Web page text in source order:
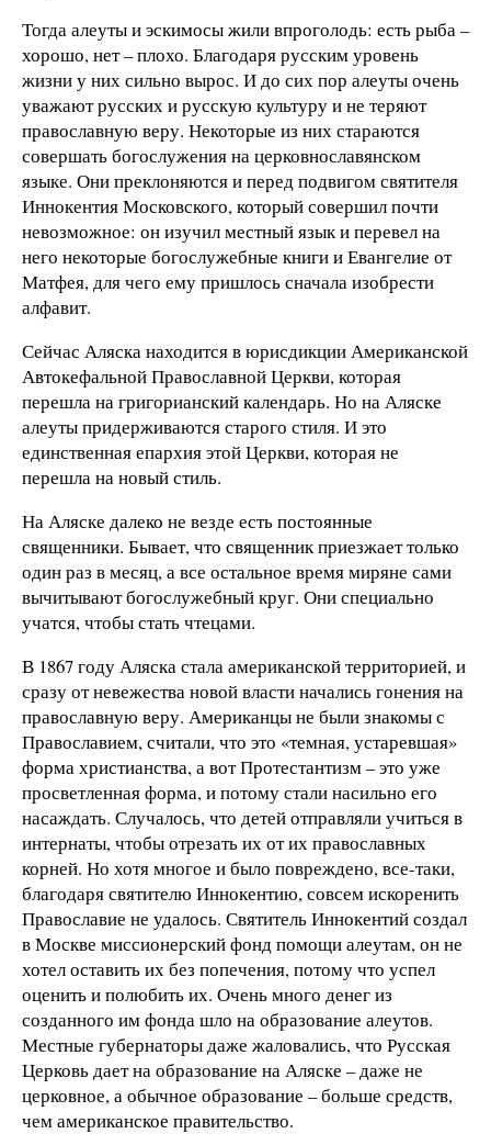
Тогда алеуты и эскимосы жили впроголодь: есть рыба –
хорошо, нет – плохо. Благодаря русским уровень
жизни у них сильно вырос. И до сих пор алеуты очень
уважают русских и русскую культуру и не теряют
православную веру. Некоторые из них стараются
совершать богослужения на церковнославянском
языке. Они преклоняются и перед подвигом святителя
Иннокентия Московского, который совершил почти
невозможное: он изучил местный язык и перевел на
него некоторые богослужебные книги и Евангелие от
Матфея, для чего ему пришлось сначала изобрести
алфавит.
Сейчас Аляска находится в юрисдикции Американской
Автокефальной Православной Церкви, которая
перешла на григорианский календарь. Но на Аляске
алеуты придерживаются старого стиля. И это
единственная епархия этой Церкви, которая не
перешла на новый стиль.
На Аляске далеко не везде есть постоянные
священники. Бывает, что священник приезжает только
один раз в месяц, а все остальное время миряне сами
вычитывают богослужебный круг. Они специально
учатся, чтобы стать чтецами.
В 1867 году Аляска стала американской территорией, и
сразу от невежества новой власти начались гонения на
православную веру. Американцы не были знакомы с
Православием, считали, что это «темная, устаревшая»
форма христианства, а вот Протестантизм – это уже
просветленная форма, и потому стали насильно его
насаждать. Случалось, что детей отправляли учиться в
интернаты, чтобы отрезать их от их православных
корней. Но хотя многое и было повреждено, все-таки,
благодаря святителю Иннокентию, совсем искоренить
Православие не удалось. Святитель Иннокентий создал
в Москве миссионерский фонд помощи алеутам, он не
хотел оставить их без попечения, потому что успел
оценить и полюбить их. Очень много денег из
созданного им фонда шло на образование алеутов.
Местные губернаторы даже жаловались, что Русская
Церковь дает на образование на Аляске – даже не
церковное, а обычное образование – больше средств,
чем американское правительство.